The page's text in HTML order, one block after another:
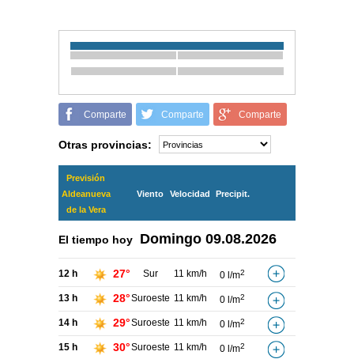
Comparte Comparte Comparte
Otras provincias:
Previsión
Aldeanueva
de la Vera
Viento Velocidad Precipit.
El tiempo hoy Domingo 09.08.2026
12 h 27° Sur 11 km/h 0 l/m2
13 h 28°Suroeste 11 km/h 0 l/m2
14 h 29°Suroeste 11 km/h 0 l/m2
15 h 30°Suroeste 11 km/h 0 l/m2